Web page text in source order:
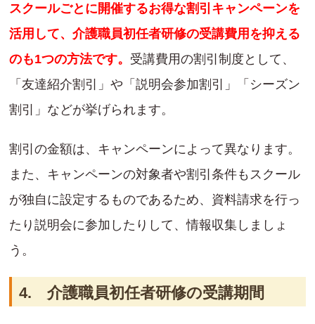
スクールごとに開催するお得な割引キャンペーンを
活用して、介護職員初任者研修の受講費用を抑える
のも1つの方法です。 受講費用の割引制度として、
「友達紹介割引」や「説明会参加割引」「シーズン
割引」などが挙げられます。
割引の金額は、キャンペーンによって異なります。
また、キャンペーンの対象者や割引条件もスクール
が独自に設定するものであるため、資料請求を行っ
たり説明会に参加したりして、情報収集しましょ
う。
4. 介護職員初任者研修の受講期間